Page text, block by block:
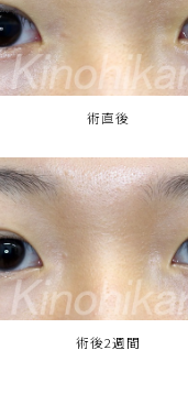
術直後
術後2週間